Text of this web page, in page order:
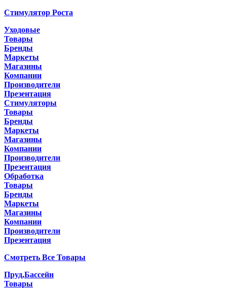
Стимулятор Роста
Уходовые
Товары
Бренды
Маркеты
Магазины
Компании
Производители
Презентация
Стимуляторы
Товары
Бренды
Маркеты
Магазины
Компании
Производители
Презентация
Обработка
Товары
Бренды
Маркеты
Магазины
Компании
Производители
Презентация
Смотреть Все Товары
Пруд,Бассейн
Товары